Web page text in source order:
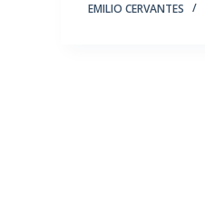
EMILIO CERVANTES